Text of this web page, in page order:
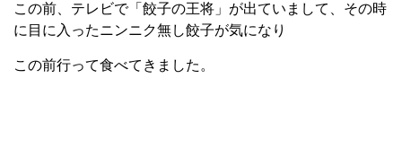
この前、テレビで「餃子の王将」が出ていまして、その時
に目に入ったニンニク無し餃子が気になり
この前行って食べてきました。